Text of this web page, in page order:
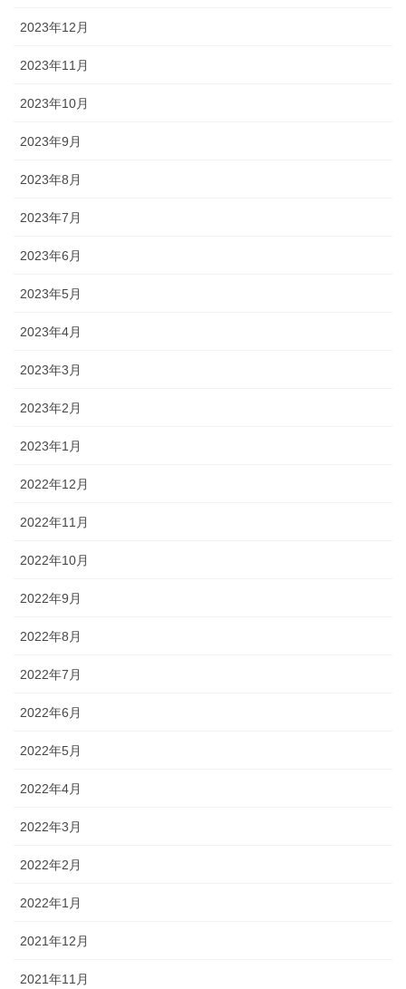
2023年12月
2023年11月
2023年10月
2023年9月
2023年8月
2023年7月
2023年6月
2023年5月
2023年4月
2023年3月
2023年2月
2023年1月
2022年12月
2022年11月
2022年10月
2022年9月
2022年8月
2022年7月
2022年6月
2022年5月
2022年4月
2022年3月
2022年2月
2022年1月
2021年12月
2021年11月